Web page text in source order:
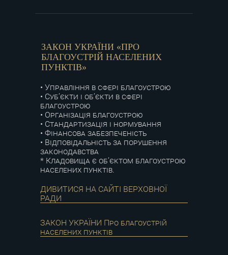
ЗАКОН УКРАЇНИ «ПРО
БЛАГОУСТРІЙ НАСЕЛЕНИХ
ПУНКТІВ»
• Управління в сфері благоустрою
• Суб’єкти і об’єкти в сфері
благоустрою
• Організація благоустрою
• Стандартизація і нормування
• Фінансова забезпеченість
• Відповідальність за порушення
законодавства
* Кладовища є об’єктом благоустрою
населених пунктів.
ДИВИТИСЯ НА САЙТІ ВЕРХОВНОЇ
РАДИ
ЗАКОН УКРАЇНИ Про благоустрій
населених пунктів